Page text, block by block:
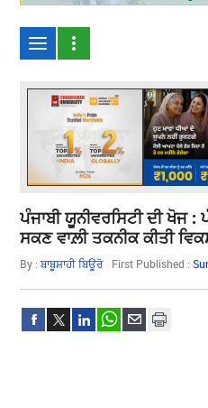
ਪੰਜਾਬੀ ਯੂਨੀਵਰਸਿਟੀ ਦੀ ਖੋਜ :
ਸਕਣ ਵਾਲ਼ੀ ਤਕਨੀਕ ਕੀਤੀ
By :ਬਾਬੂਸ਼ਾਹੀ ਬਿਊਰੋ First Published :